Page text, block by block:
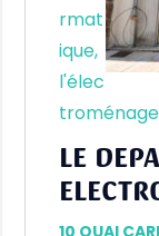
rmat
ique,
l'élec
LE